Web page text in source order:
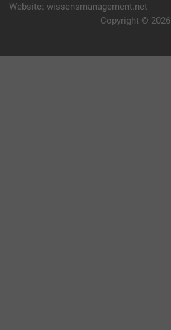
Website: wissensmanagement.net
Copyright © 2026